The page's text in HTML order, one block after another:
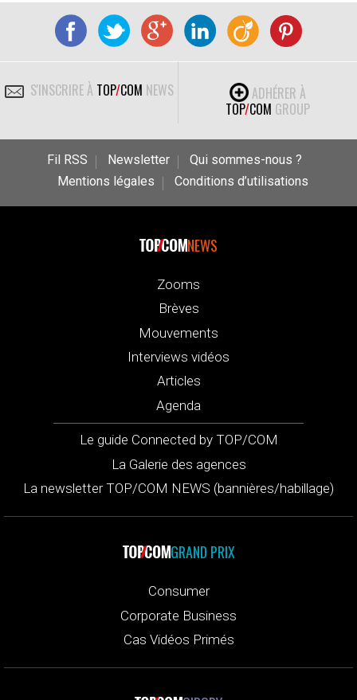
S'INSCRIRE À TOP/COM NEWS
ADHÉRER À
TOP/COM GROUP
Fil RSS Newsletter
Qui sommes-nous ?
Mentions légales
Conditions d’utilisations
NEWS
Zooms
Brèves
Mouvements
Interviews vidéos
Articles
Agenda
Le guide Connected by TOP/COM
La Galerie des agences
La newsletter TOP/COM NEWS (bannières/habillage)
GRAND PRIX
Consumer
Corporate Business
Cas Vidéos Primés